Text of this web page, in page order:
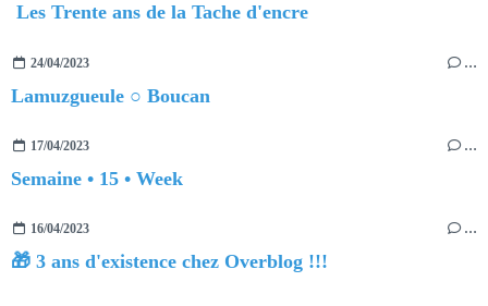
Les Trente ans de la Tache d'encre
24/04/2023 …
Lamuzgueule ○ Boucan
17/04/2023 …
Semaine • 15 • Week
16/04/2023 …
🎁 3 ans d'existence chez Overblog !!!